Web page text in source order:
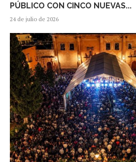
PÚBLICO CON CINCO NUEVAS...
24 de julio de 2026